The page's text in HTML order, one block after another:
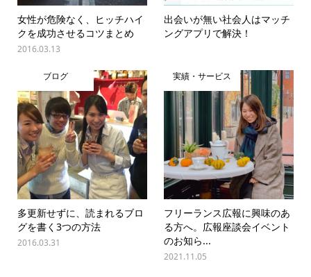
女性が危険なく、ヒッチハイ
クを成功させるコツまとめ
2016.03.13
出会いが無い社会人はマッチ
ングアプリで解決！
ブログ
多更新せずに、読まれるブロ
グを書く3つの方法
2016.03.31
実績・サービス
フリーランス広報に興味のあ
る方へ。広報座談会イベント
のお知ら...
2021.11.05